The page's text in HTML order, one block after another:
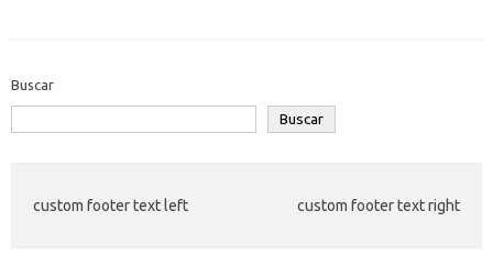
Buscar
Buscar
custom footer text left custom footer text right